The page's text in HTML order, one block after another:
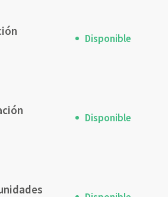
Disponible
Disponible